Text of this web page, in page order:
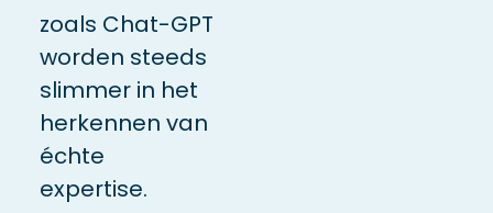
zoals Chat-GPT
worden steeds
slimmer in het
herkennen van
échte
expertise.